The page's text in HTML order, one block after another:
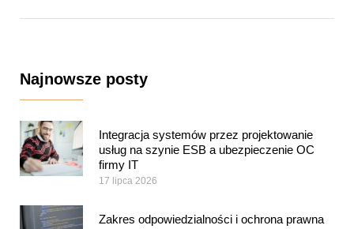
Najnowsze posty
Integracja systemów przez projektowanie
usług na szynie ESB a ubezpieczenie OC
firmy IT
17 lipca 2026
Zakres odpowiedzialności i ochrona prawna